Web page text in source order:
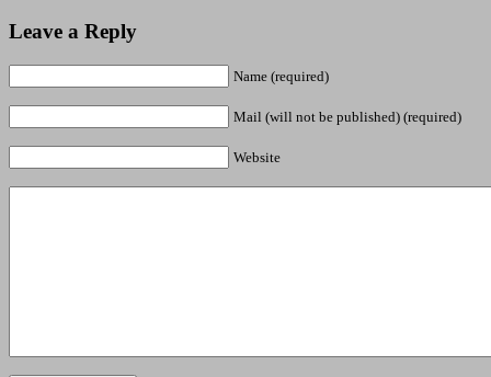
Leave a Reply
Name (required)
Mail (will not be published) (required)
Website